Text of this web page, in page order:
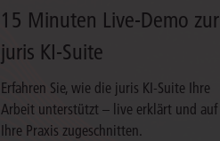
15 Minuten Live-Demo zur
juris KI-Suite
Erfahren Sie, wie die juris KI-Suite Ihre
Arbeit unterstützt – live erklärt und auf
Ihre Praxis zugeschnitten.